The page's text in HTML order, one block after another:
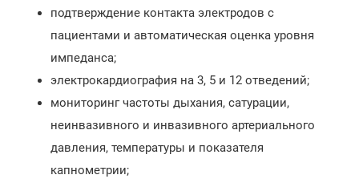
подтверждение контакта электродов с
пациентами и автоматическая оценка уровня
импеданса;
электрокардиография на 3, 5 и 12 отведений;
мониторинг частоты дыхания, сатурации,
неинвазивного и инвазивного артериального
давления, температуры и показателя
капнометрии;